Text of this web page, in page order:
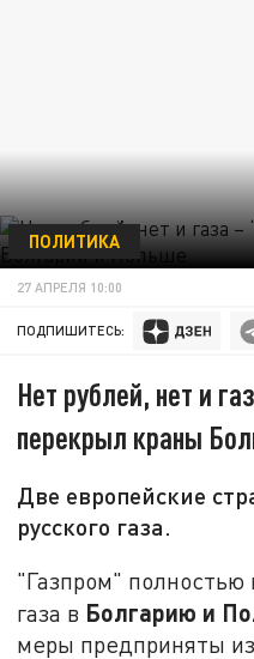
ПОЛИТИКА
27 АПРЕЛЯ 10:00
ПОДПИШИТЕСЬ:
Нет рублей, нет и
перекрыл краны
Две европейские
русского газа.
"Газпром" полностью
газа в Болгарию и
меры предприняты